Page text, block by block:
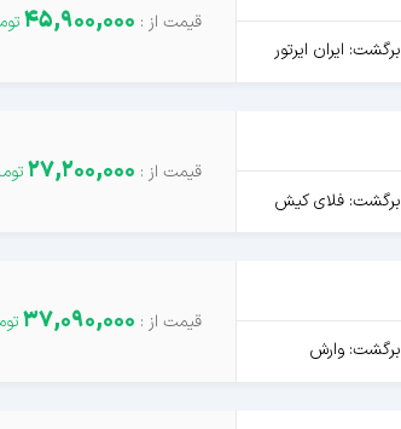
برگشت: ایران ایرتور
45,900,000
برگشت: فلای کیش
27,200,000
برگشت: وارش
37,090,000